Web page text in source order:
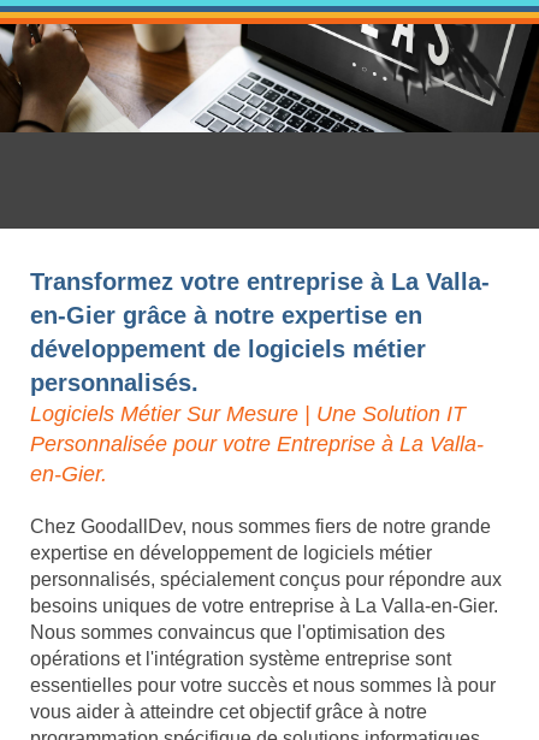
Transformez votre entreprise à La Valla-
en-Gier grâce à notre expertise en
développement de logiciels métier
personnalisés.
Logiciels Métier Sur Mesure | Une Solution IT
Personnalisée pour votre Entreprise à La Valla-
en-Gier.
Chez GoodallDev, nous sommes fiers de notre grande
expertise en développement de logiciels métier
personnalisés, spécialement conçus pour répondre aux
besoins uniques de votre entreprise à La Valla-en-Gier.
Nous sommes convaincus que l'optimisation des
opérations et l'intégration système entreprise sont
essentielles pour votre succès et nous sommes là pour
vous aider à atteindre cet objectif grâce à notre